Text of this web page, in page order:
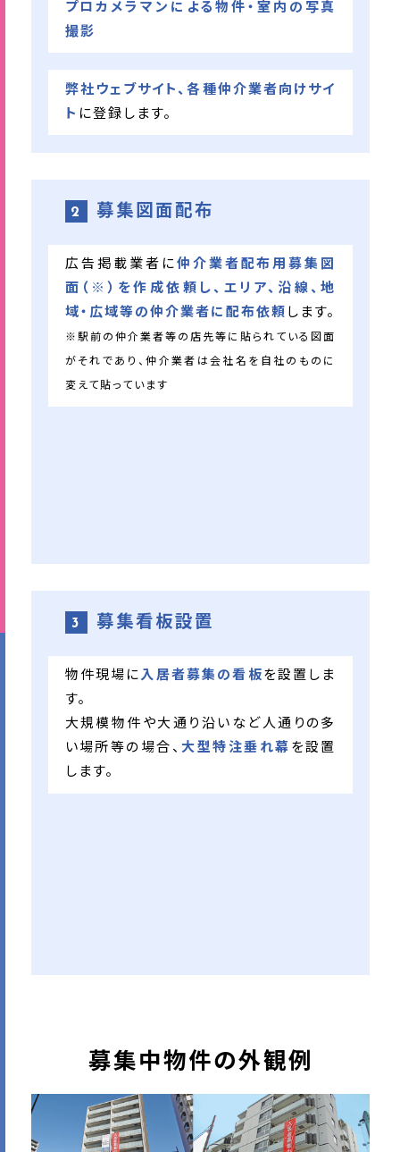
プロカメラマンによる物件・室内の写真
撮影
弊社ウェブサイト、各種仲介業者向けサイ
ト に登録します。
2 募集図面配布
広告掲載業者に 仲介業者配布用募集図
面（※）を作成依頼し、エリア、沿線、地
域・広域等の仲介業者に配布依頼 します。
※駅前の仲介業者等の店先等に貼られている図面
がそれであり、仲介業者は会社名を自社のものに
変えて貼っています
3 募集看板設置
物件現場に 入居者募集の看板 を設置しま
す。
大規模物件や大通り沿いなど人通りの多
い場所等の場合、大型特注垂れ幕 を設置
します。
募集中物件の外観例